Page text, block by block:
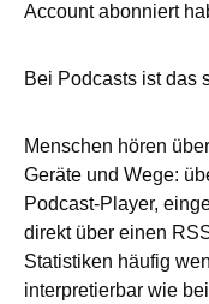
Account abonniert
Bei Podcasts ist das
Menschen hören
Geräte und Wege:
Podcast-Player,
direkt über einen
Statistiken häufig
interpretierbar wie